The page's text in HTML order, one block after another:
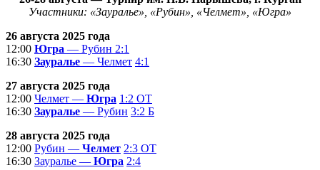
Участники: «Зауралье», «Рубин», «Челмет», «Югра»
26 августа 2025 года
12:00 Югра — Рубин 2:1
16:30 Зауралье — Челмет 4:1
27 августа 2025 года
12:00 Челмет — Югра 1:2 ОТ
16:30 Зауралье — Рубин 3:2 Б
28 августа 2025 года
12:00 Рубин — Челмет 2:3 ОТ
16:30 Зауралье — Югра 2:4